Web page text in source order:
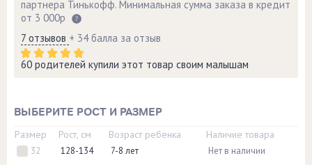
партнера Тинькофф. Минимальная сумма заказа в кредит
от 3 000р
7 отзывов + 34 балла за отзыв
60 родителей купили этот товар своим малышам
ВЫБЕРИТЕ РОСТ И РАЗМЕР
Размер Рост, см Возраст ребенка Наличие товара
32 128-134 7-8 лет
Нет в наличии